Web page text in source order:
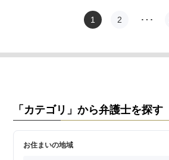
1 2 …
「カテゴリ」から弁護士を探す
お住まいの地域